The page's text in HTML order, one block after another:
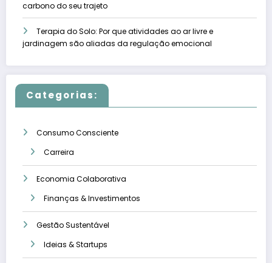
carbono do seu trajeto
Terapia do Solo: Por que atividades ao ar livre e
jardinagem são aliadas da regulação emocional
Categorias:
Consumo Consciente
Carreira
Economia Colaborativa
Finanças & Investimentos
Gestão Sustentável
Ideias & Startups